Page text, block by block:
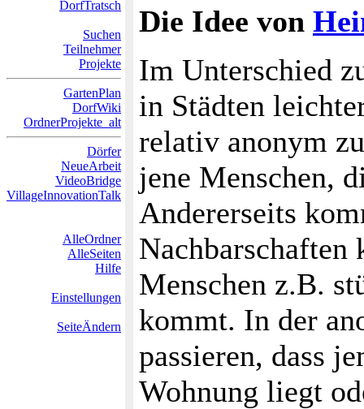
DorfTratsch
Suchen
Teilnehmer
Projekte
GartenPlan
DorfWiki
OrdnerProjekte_alt
Dörfer
NeueArbeit
VideoBridge
VillageInnovationTalk
AlleOrdner
AlleSeiten
Hilfe
Einstellungen
SeiteÄndern
Die Idee von
Im Unterschied
in Städten
relativ anonym
jene Menschen,
Andererseits
Nachbarschaften
Menschen z.B.
kommt. In der
passieren, dass
Wohnung liegt